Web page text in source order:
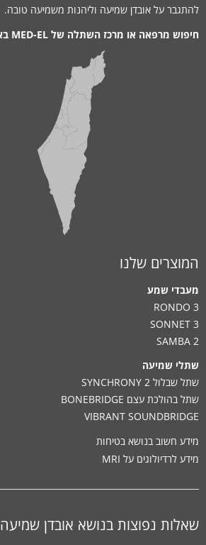
להתגבר על אובדן שמיעה וליהנות משמיעה טובה.
חיפוש מרפאה או מרכז השתלה של MED-EL באזורך
המוצרים שלנו
מעבדי שמע
RONDO 3
SONNET 3
SAMBA 2
שתלי שמיעה
שתל שבלול SYNCHRONY 2
שתל בהולכת עצם BONEBRIDGE
VIBRANT SOUNDBRIDGE
מידע חשוב בנושא בטיחות
מידע לרדיולוגים על MRI
שאלות נפוצות בנושא אובדן שמיעה